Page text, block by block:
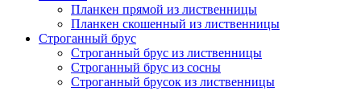
Планкен прямой из лиственницы
Планкен скошенный из лиственницы
Строганный брус
Строганный брус из лиственницы
Строганный брус из сосны
Строганный брусок из лиственницы